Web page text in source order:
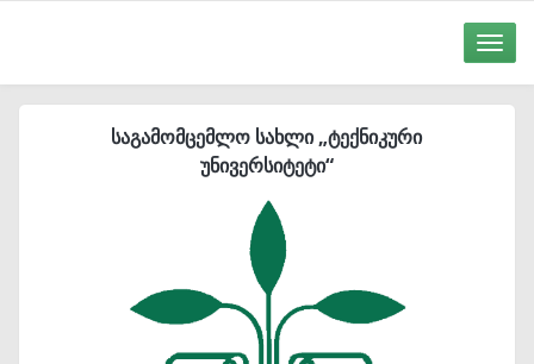
Toggle
საგამომცემლო სახლი „ტექნიკური
უნივერსიტეტი“